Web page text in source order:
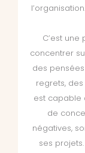
C’est
concentrer
des
regrets,
est capable
de
négatives,
ses